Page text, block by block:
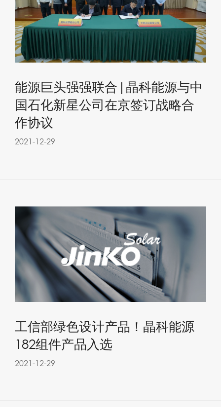
能源巨头强强联合|晶科能源与中
国石化新星公司在京签订战略合
作协议
2021-12-29
工信部绿色设计产品！晶科能源
182组件产品入选
2021-12-29